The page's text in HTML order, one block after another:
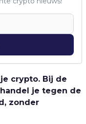
crypto. Bij de
je tegen de
zonder